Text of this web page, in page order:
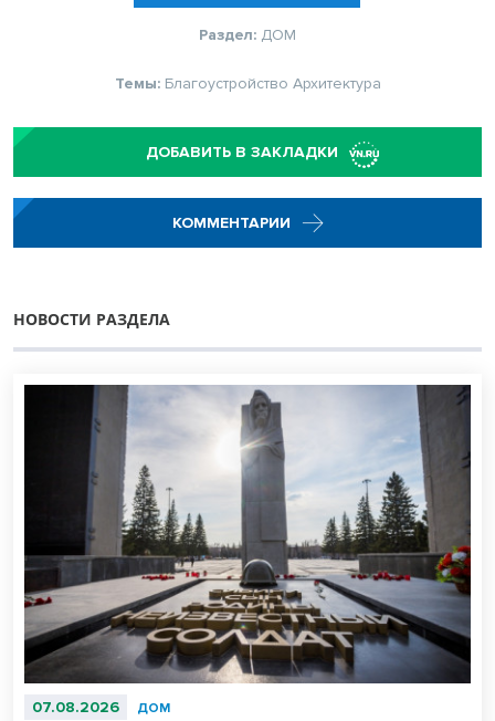
Раздел: ДОМ
Темы: Благоустройство Архитектура
ДОБАВИТЬ В ЗАКЛАДКИ
КОММЕНТАРИИ
НОВОСТИ РАЗДЕЛА
07.08.2026 ДОМ